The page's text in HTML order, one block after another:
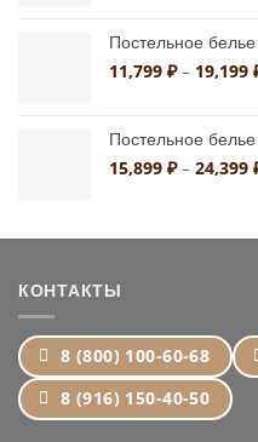
Постельное
11,799 ₽ – 19,199
Постельное
15,899 ₽ – 24,399
КОНТАКТЫ
8 (800) 100-60-68
8 (916) 150-40-50